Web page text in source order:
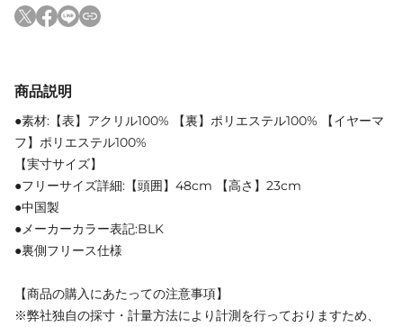
商品説明
●素材:【表】アクリル100% 【裏】ポリエステル100% 【イヤーマ
フ】ポリエステル100%
【実寸サイズ】
●フリーサイズ詳細:【頭囲】48cm 【高さ】23cm
●中国製
●メーカーカラー表記:BLK
●裏側フリース仕様
【商品の購入にあたっての注意事項】
※弊社独自の採寸・計量方法により計測を行っておりますため、